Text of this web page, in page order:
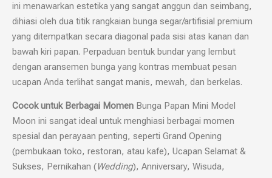
ini menawarkan estetika yang sangat anggun dan seimbang,
dihiasi oleh dua titik rangkaian bunga segar/artifisial premium
yang ditempatkan secara diagonal pada sisi atas kanan dan
bawah kiri papan. Perpaduan bentuk bundar yang lembut
dengan aransemen bunga yang kontras membuat pesan
ucapan Anda terlihat sangat manis, mewah, dan berkelas.
Cocok untuk Berbagai Momen Bunga Papan Mini Model
Moon ini sangat ideal untuk menghiasi berbagai momen
spesial dan perayaan penting, seperti Grand Opening
(pembukaan toko, restoran, atau kafe), Ucapan Selamat &
Sukses, Pernikahan (Wedding), Anniversary, Wisuda,